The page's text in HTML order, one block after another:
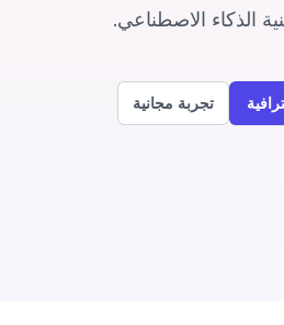
الذكاء الاصطناعي.
تجربة مجانية